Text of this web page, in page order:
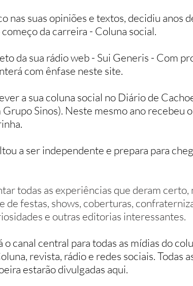
nas suas opiniões e textos, decidiu anos
da carreira - Coluna social.
da sua rádio web - Sui Generis - Com
com ênfase neste site.
a sua coluna social no Diário de
Sinos). Neste mesmo ano recebeu
a ser independente e prepara para
todas as experiências que deram certo,
de festas, shows, coberturas,
e outras editorias interessantes.
canal central para todas as mídias do
revista, rádio e redes sociais. Todas
estarão divulgadas aqui.